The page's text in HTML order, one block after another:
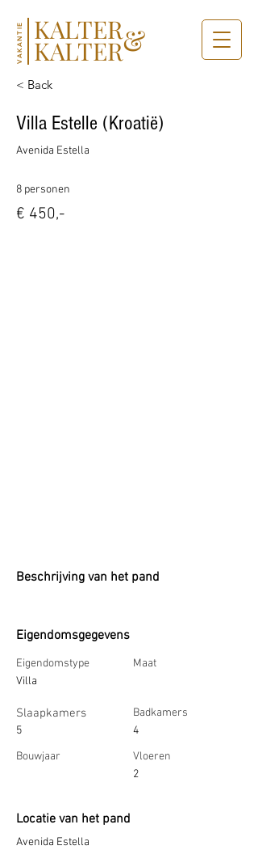
KALTER
KALTER
VAKANTIE &
< Back
Villa Estelle (Kroatië)
Avenida Estella
8 personen
€ 450,-
Beschrijving van het pand
Eigendomsgegevens
Eigendomstype
Villa
Slaapkamers
5
Bouwjaar
Maat
Badkamers
4
Vloeren
2
Locatie van het pand
Avenida Estella